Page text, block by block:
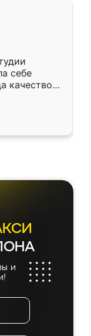
себе
качеством
уже почти
и